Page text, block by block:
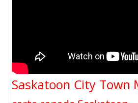
Saskatoon City Town